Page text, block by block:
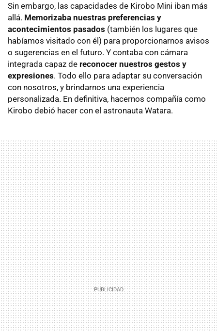
Sin embargo, las capacidades de Kirobo Mini iban más
allá. Memorizaba nuestras preferencias y
acontecimientos pasados (también los lugares que
habíamos visitado con él) para proporcionarnos avisos
o sugerencias en el futuro. Y contaba con cámara
integrada capaz de reconocer nuestros gestos y
expresiones. Todo ello para adaptar su conversación
con nosotros, y brindarnos una experiencia
personalizada. En definitiva, hacernos compañía como
Kirobo debió hacer con el astronauta Watara.